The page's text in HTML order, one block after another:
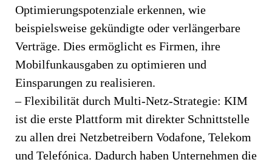
Optimierungspotenziale erkennen, wie
beispielsweise gekündigte oder verlängerbare
Verträge. Dies ermöglicht es Firmen, ihre
Mobilfunkausgaben zu optimieren und
Einsparungen zu realisieren.
– Flexibilität durch Multi-Netz-Strategie: KIM
ist die erste Plattform mit direkter Schnittstelle
zu allen drei Netzbetreibern Vodafone, Telekom
und Telefónica. Dadurch haben Unternehmen die